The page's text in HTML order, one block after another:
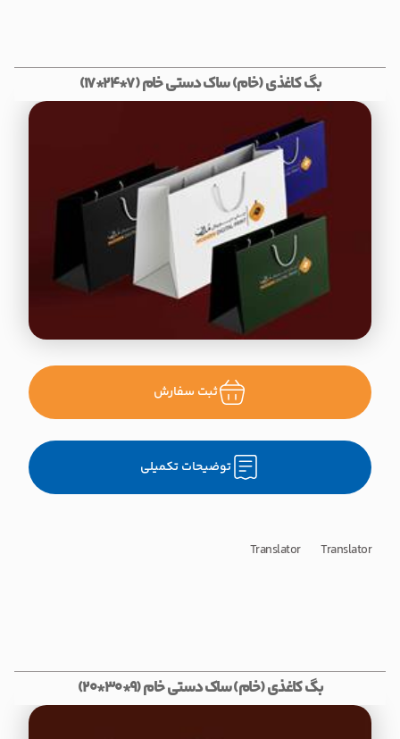
بگ کاغذی (خام) ساک دستی خام (7*24*17)
Translator Translator
ثبت سفارش
توضیحات تکمیلی
بگ کاغذی (خام) ساک دستی خام (9*30*20)